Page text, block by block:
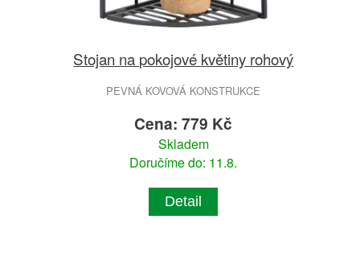
Stojan na pokojové květiny rohový
PEVNÁ KOVOVÁ KONSTRUKCE
Cena: 779 Kč
Skladem
Doručíme do: 11.8.
Detail